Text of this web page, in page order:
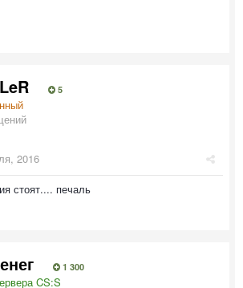
5
2016
стоят.... печаль
1 300
CS:S